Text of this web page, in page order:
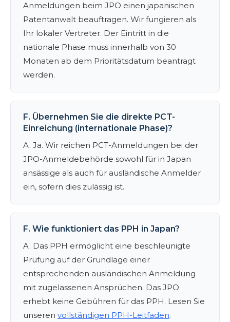
Anmeldungen beim JPO einen japanischen
Patentanwalt beauftragen. Wir fungieren als
Ihr lokaler Vertreter. Der Eintritt in die
nationale Phase muss innerhalb von 30
Monaten ab dem Prioritätsdatum beantragt
werden.
F. Übernehmen Sie die direkte PCT-
Einreichung (internationale Phase)?
A. Ja. Wir reichen PCT-Anmeldungen bei der
JPO-Anmeldebehörde sowohl für in Japan
ansässige als auch für ausländische Anmelder
ein, sofern dies zulässig ist.
F. Wie funktioniert das PPH in Japan?
A. Das PPH ermöglicht eine beschleunigte
Prüfung auf der Grundlage einer
entsprechenden ausländischen Anmeldung
mit zugelassenen Ansprüchen. Das JPO
erhebt keine Gebühren für das PPH. Lesen Sie
unseren vollständigen PPH-Leitfaden.